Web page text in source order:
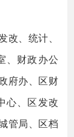
、统计、
、财政办公
府办、区财
心、区发改
管局、区档